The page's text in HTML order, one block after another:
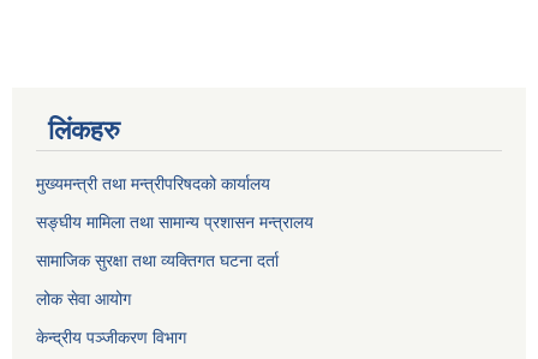
लिंकहरु
मुख्यमन्त्री तथा मन्त्रीपरिषदको कार्यालय
सङ्घीय मामिला तथा सामान्य प्रशासन मन्त्रालय
सामाजिक सुरक्षा तथा व्यक्तिगत घटना दर्ता
लोक सेवा आयोग
केन्द्रीय पञ्जीकरण विभाग